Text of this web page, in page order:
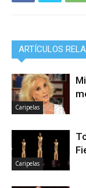
ARTÍCULOS
Caripelas
Caripelas